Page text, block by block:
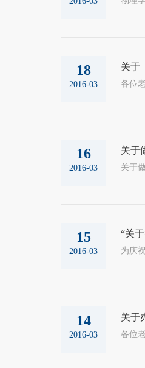
18
2016-03
关于
16
2016-03
关于
15
2016-03
“关
14
2016-03
关于
各位